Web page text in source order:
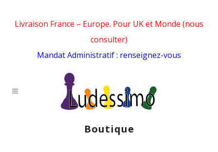
Livraison France – Europe. Pour UK et Monde (nous
consulter)
Mandat Administratif : renseignez-vous
Boutique